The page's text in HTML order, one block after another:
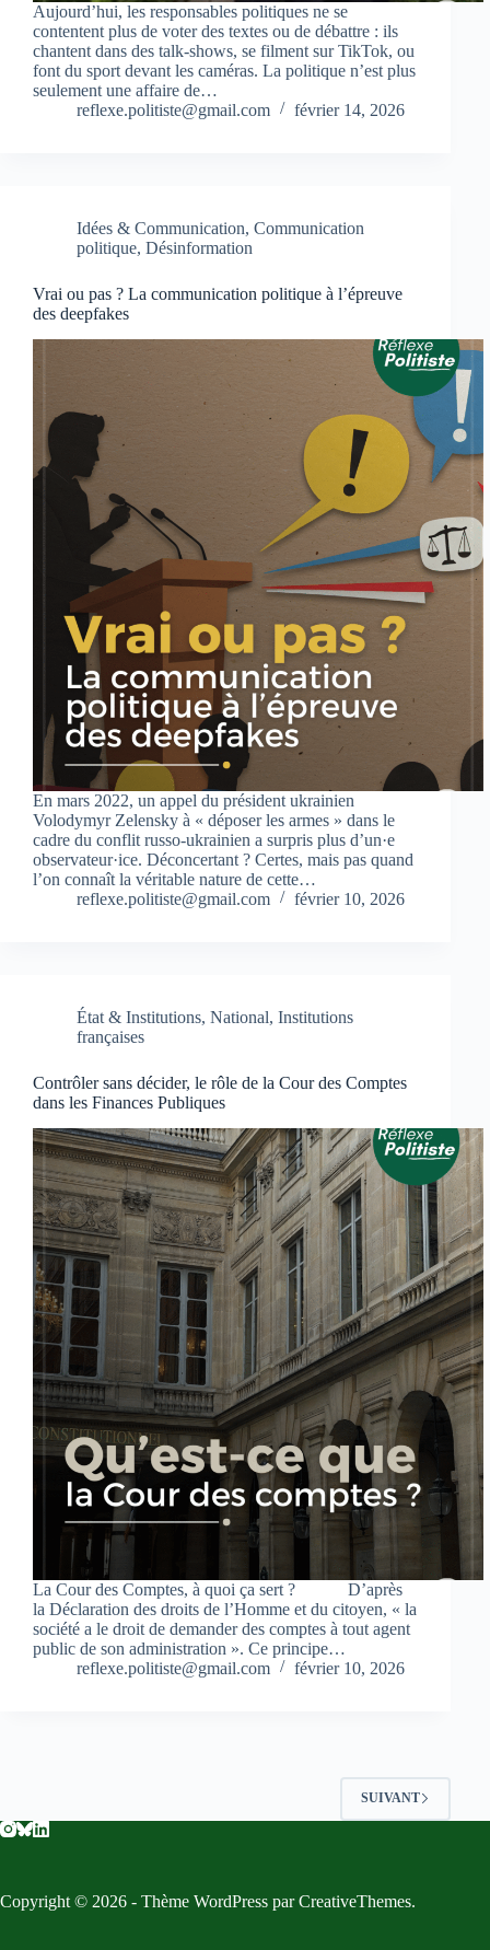
Aujourd’hui, les responsables politiques ne se
contentent plus de voter des textes ou de débattre : ils
chantent dans des talk-shows, se filment sur TikTok, ou
font du sport devant les caméras. La politique n’est plus
seulement une affaire de…
reflexe.politiste@gmail.com
février 14, 2026
Idées & Communication, Communication
politique, Désinformation
Vrai ou pas ? La communication politique à l’épreuve
des deepfakes
En mars 2022, un appel du président ukrainien
Volodymyr Zelensky à « déposer les armes » dans le
cadre du conflit russo‑ukrainien a surpris plus d’un·e
observateur·ice. Déconcertant ? Certes, mais pas quand
l’on connaît la véritable nature de cette…
reflexe.politiste@gmail.com
février 10, 2026
État & Institutions, National, Institutions
françaises
Contrôler sans décider, le rôle de la Cour des Comptes
dans les Finances Publiques
La Cour des Comptes, à quoi ça sert ? D’après
la Déclaration des droits de l’Homme et du citoyen, « la
société a le droit de demander des comptes à tout agent
public de son administration ». Ce principe…
reflexe.politiste@gmail.com
février 10, 2026
SUIVANT
Copyright © 2026 - Thème WordPress parCreativeThemes.